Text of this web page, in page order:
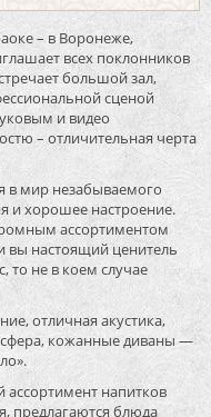
– в Воронеже,
всех поклонников
большой зал,
сценой
и видео
– отличительная черта
в мир незабываемого
и хорошее настроение.
ассортиментом
вы настоящий ценитель
то не в коем случае
отличная акустика,
кожанные диваны —
ассортимент напитков
предлагаются блюда